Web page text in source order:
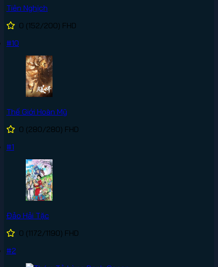
Tiên Nghịch
0 (152/200) FHD
#10
Thế Giới Hoàn Mỹ
0 (280/280) FHD
#1
Đảo Hải Tặc
0 (1172/1190) FHD
#2